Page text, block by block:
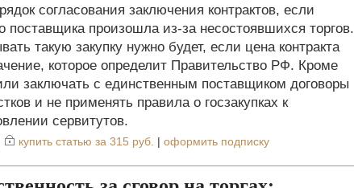
согласования заключения контрактов, если
поставщика произошла из-за несостоявшихся торгов.
такую закупку нужно будет, если цена контракта
которое определит Правительство РФ. Кроме
заключать с единственным поставщиком договоры
и не применять правила о госзакупках к
сервитутов.
купить статью за 315 руб. | оформить подписку